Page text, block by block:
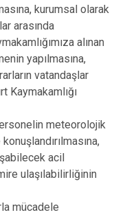
kurumsal olarak
arasında
alınan
yapılmasına,
vatandaşlar
Kaymakamlığı
meteorolojik
acil
ulaşılabilirliğinin
mücadele